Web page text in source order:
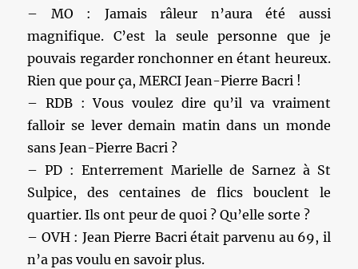
– MO : Jamais râleur n’aura été aussi
magnifique. C’est la seule personne que je
pouvais regarder ronchonner en étant heureux.
Rien que pour ça, MERCI Jean-Pierre Bacri !
– RDB : Vous voulez dire qu’il va vraiment
falloir se lever demain matin dans un monde
sans Jean-Pierre Bacri ?
– PD : Enterrement Marielle de Sarnez à St
Sulpice, des centaines de flics bouclent le
quartier. Ils ont peur de quoi ? Qu’elle sorte ?
– OVH : Jean Pierre Bacri était parvenu au 69, il
n’a pas voulu en savoir plus.